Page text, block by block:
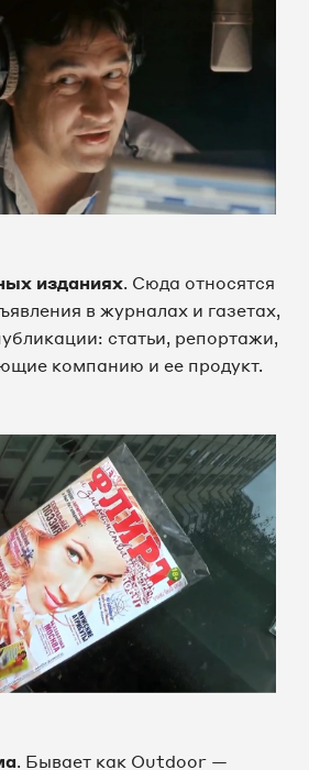
изданиях. Сюда относятся
в журналах и газетах,
статьи, репортажи,
компанию и ее продукт.
. Бывает как Outdoor —